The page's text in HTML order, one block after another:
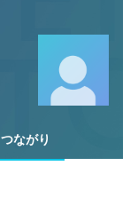
つながり